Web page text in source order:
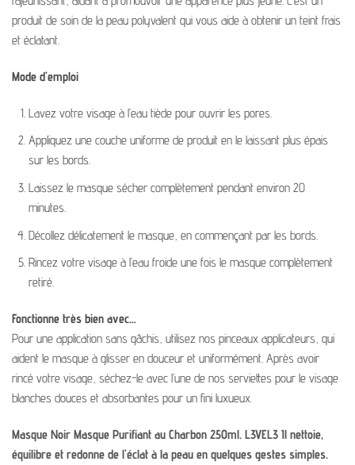
produit de soin de la peau polyvalent qui vous aide à obtenir un teint frais
et éclatant.
Mode d’emploi
Lavez votre visage à l’eau tiède pour ouvrir les pores.
Appliquez une couche uniforme de produit en le laissant plus épais
sur les bords.
Laissez le masque sécher complètement pendant environ 20
minutes.
Décollez délicatement le masque, en commençant par les bords.
Rincez votre visage à l’eau froide une fois le masque complètement
retiré.
Fonctionne très bien avec…
Pour une application sans gâchis, utilisez nos pinceaux applicateurs, qui
aident le masque à glisser en douceur et uniformément. Après avoir
rincé votre visage, séchez-le avec l’une de nos serviettes pour le visage
blanches douces et absorbantes pour un fini luxueux.
Masque Noir Masque Purifiant au Charbon 250ml. L3VEL3 Il nettoie,
équilibre et redonne de l’éclat à la peau en quelques gestes simples.